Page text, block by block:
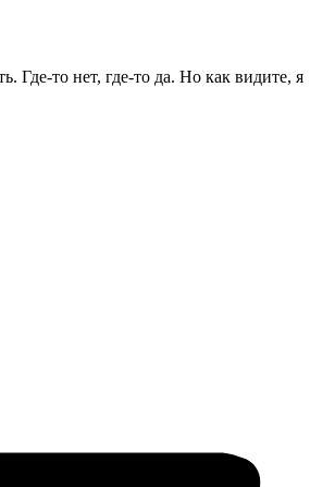
Где-то нет, где-то да. Но как видите, я